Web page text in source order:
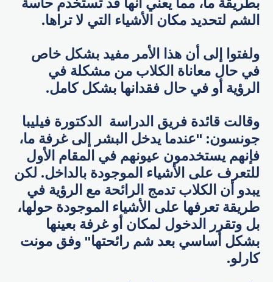
الشم لتحديد مكان الأشياء التي لا تراها.
ولفتوا إلى أن هذا الأمر مفيد بشكل خاص
في حال معاناة الكلاب من مشكلة في
الرؤية أو في حال فقدانها بشكل كامل.
وقالت قائدة فريق الدراسة الدكتورة فيليبا
جونسون: "عندما يدخل البشر إلى غرفة ما،
فإنهم يستخدمون عيونهم في المقام الأول
للتعرف على الأشياء الموجودة بالداخل. لكن
يبدو أن الكلاب تدمج الرائحة مع الرؤية في
طريقة تعرفها على الأشياء الموجودة حولها،
بل وتقرر الدخول لمكان أو غرفة بعينها
بشكل أساسي بعد شم رائحتها" وفق مونت
كارلو.